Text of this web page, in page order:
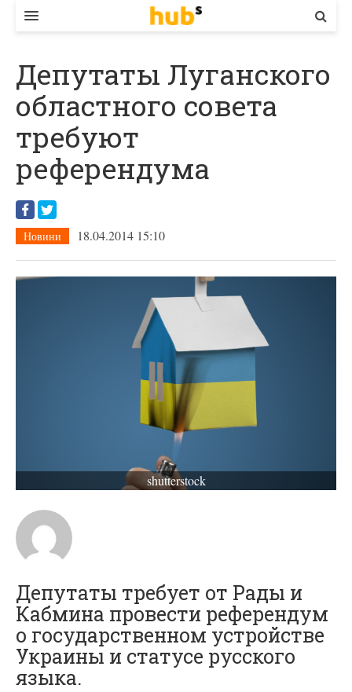
ЕКОНОМІКА
БІЗНЕС
СТАРТЕР
КОНТАКТИ
Депутаты Луганского
областного совета
требуют
референдума
Новини 18.04.2014 15:10
shutterstock
Депутаты требует от Рады и
Кабмина провести референдум
о государственном устройстве
Украины и статусе русского
языка.